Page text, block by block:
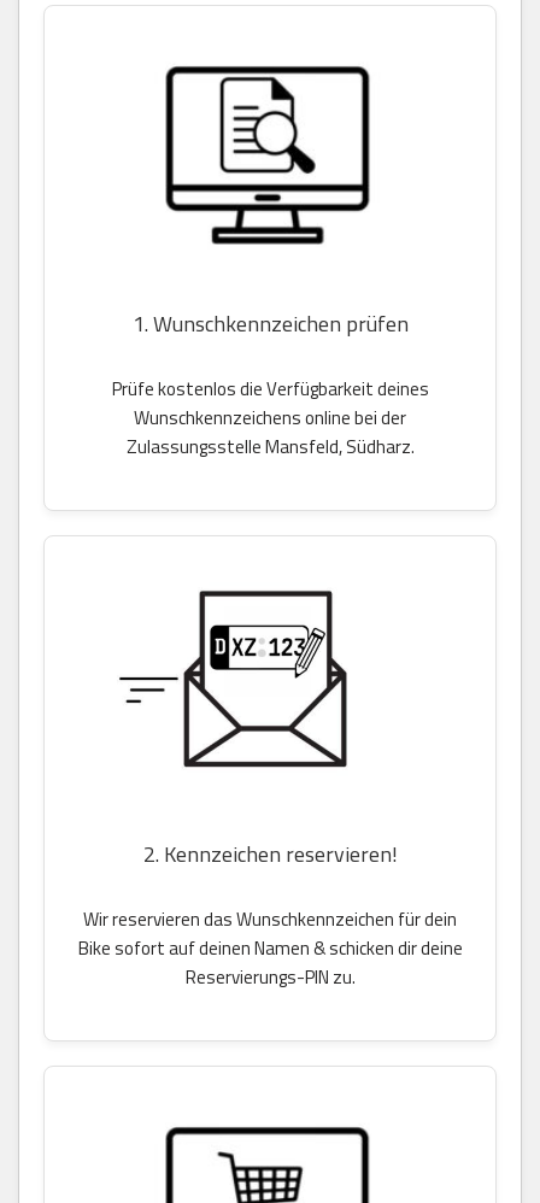
1. Wunschkennzeichen prüfen
Prüfe kostenlos die Verfügbarkeit deines
Wunschkennzeichens online bei der
Zulassungsstelle Mansfeld, Südharz.
2. Kennzeichen reservieren!
Wir reservieren das Wunschkennzeichen für dein
Bike sofort auf deinen Namen & schicken dir deine
Reservierungs-PIN zu.